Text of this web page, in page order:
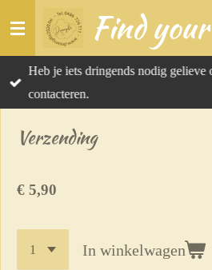
Ga
naar
de
hoofdinhoud
Heb je iets dringends nodig gelieve
contacteren.
Verzending
€ 5,90
In winkelwagen